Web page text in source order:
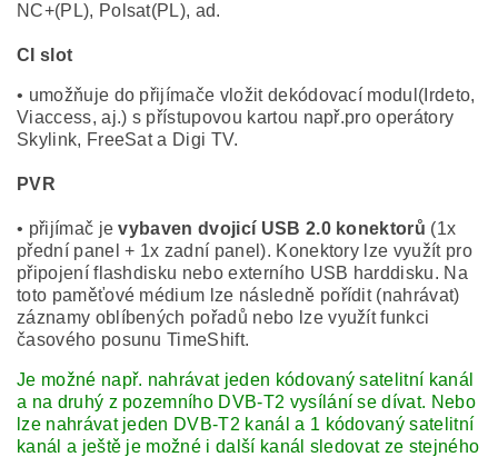
NC+(PL), Polsat(PL), ad.
CI slot
• umožňuje do přijímače vložit dekódovací modul(Irdeto,
Viaccess, aj.) s přístupovou kartou např.pro operátory
Skylink, FreeSat a Digi TV.
PVR
• přijímač jevybaven dvojicí USB 2.0 konektorů (1x
přední panel + 1x zadní panel). Konektory lze využít pro
připojení flashdisku nebo externího USB harddisku. Na
toto paměťové médium lze následně pořídit (nahrávat)
záznamy oblíbených pořadů nebo lze využít funkci
časového posunu TimeShift.
Je možné např. nahrávat jeden kódovaný satelitní kanál
a na druhý z pozemního DVB-T2 vysílání se dívat. Nebo
lze nahrávat jeden DVB-T2 kanál a 1 kódovaný satelitní
kanál a ještě je možné i další kanál sledovat ze stejného